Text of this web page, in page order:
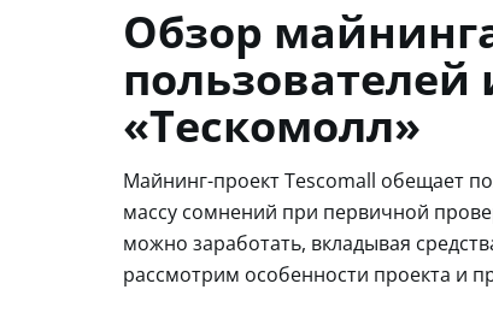
Обзор
пользователей
«Тескомолл»
Майнинг-проект Tescomall обещает
массу сомнений при первичной
можно заработать, вкладывая
рассмотрим особенности проекта и